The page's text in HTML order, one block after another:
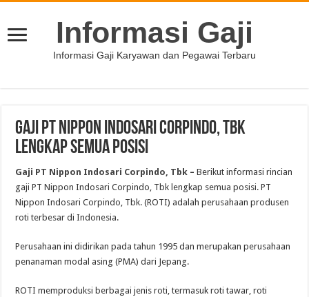
Informasi Gaji
Informasi Gaji Karyawan dan Pegawai Terbaru
Gaji PT Nippon Indosari Corpindo, Tbk
Lengkap Semua Posisi
Gaji PT Nippon Indosari Corpindo, Tbk – Berikut informasi rincian
gaji PT Nippon Indosari Corpindo, Tbk lengkap semua posisi. PT
Nippon Indosari Corpindo, Tbk. (ROTI) adalah perusahaan produsen
roti terbesar di Indonesia.
Perusahaan ini didirikan pada tahun 1995 dan merupakan perusahaan
penanaman modal asing (PMA) dari Jepang.
ROTI memproduksi berbagai jenis roti, termasuk roti tawar, roti